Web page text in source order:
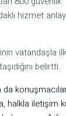
hizmet
vatandaşla ilk
belirtti.
da
halkla iletişim